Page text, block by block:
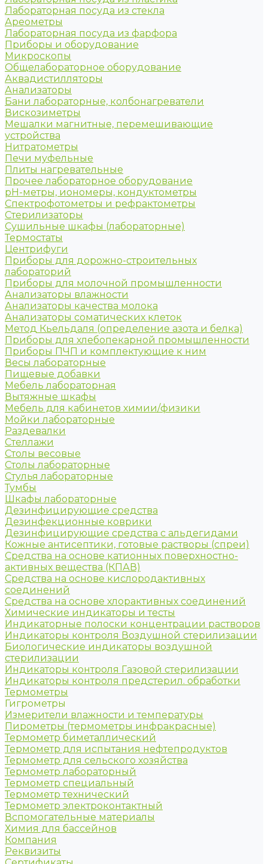
Лабораторная посуда из стекла
Ареометры
Лабораторная посуда из фарфора
Приборы и оборудование
Микроскопы
Общелабораторное оборудование
Аквадистилляторы
Анализаторы
Бани лабораторные, колбонагреватели
Вискозиметры
Мешалки магнитные, перемешивающие
устройства
Нитратометры
Печи муфельные
Плиты нагревательные
Прочее лабораторное оборудование
рН-метры, иономеры, кондуктометры
Спектрофотометры и рефрактометры
Стерилизаторы
Сушильные шкафы (лабораторные)
Термостаты
Центрифуги
Приборы для дорожно-строительных
лабораторий
Приборы для молочной промышленности
Анализаторы влажности
Анализаторы качества молока
Анализаторы соматических клеток
Метод Кьельдаля (определение азота и белка)
Приборы для хлебопекарной промышленности
Приборы ПЧП и комплектующие к ним
Весы лабораторные
Пищевые добавки
Мебель лабораторная
Вытяжные шкафы
Мебель для кабинетов химии/физики
Мойки лабораторные
Раздевалки
Стеллажи
Столы весовые
Столы лабораторные
Стулья лабораторные
Тумбы
Шкафы лабораторные
Дезинфицирующие средства
Дезинфекционные коврики
Дезинфицирующие средства с альдегидами
Кожные антисептики, готовые растворы (спреи)
Средства на основе катионных поверхностно-
активных вещества (КПАВ)
Средства на основе кислородактивных
соединений
Средства на основе хлорактивных соединений
Химические индикаторы и тесты
Индикаторные полоски концентрации растворов
Индикаторы контроля Воздушной стерилизации
Биологические индикаторы воздушной
стерилизации
Индикаторы контроля Газовой стерилизации
Индикаторы контроля предстерил. обработки
Термометры
Гигрометры
Измерители влажности и температуры
Пирометры (термометры инфракрасные)
Термометр биметаллический
Термометр для испытания нефтепродуктов
Термометр для сельского хозяйства
Термометр лабораторный
Термометр специальный
Термометр технический
Термометр электроконтактный
Вспомогательные материалы
Химия для бассейнов
Компания
Реквизиты